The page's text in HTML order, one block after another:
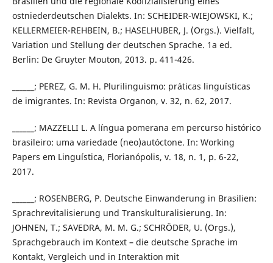
ostniederdeutschen Dialekts. In: SCHEIDER-WIEJOWSKI, K.;
KELLERMEIER-REHBEIN, B.; HASELHUBER, J. (Orgs.). Vielfalt,
Variation und Stellung der deutschen Sprache. 1a ed.
Berlin: De Gruyter Mouton, 2013. p. 411-426.
______; PEREZ, G. M. H. Plurilinguismo: práticas linguísticas
de imigrantes. In: Revista Organon, v. 32, n. 62, 2017.
______; MAZZELLI L. A língua pomerana em percurso histórico
brasileiro: uma variedade (neo)autóctone. In: Working
Papers em Linguística, Florianópolis, v. 18, n. 1, p. 6-22,
2017.
______; ROSENBERG, P. Deutsche Einwanderung in Brasilien:
Sprachrevitalisierung und Transkulturalisierung. In:
JOHNEN, T.; SAVEDRA, M. M. G.; SCHRÖDER, U. (Orgs.),
Sprachgebrauch im Kontext – die deutsche Sprache im
Kontakt, Vergleich und in Interaktion mit